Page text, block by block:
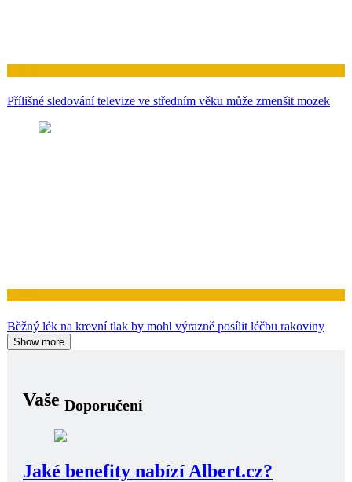
Přílišné sledování televize ve středním věku může zmenšit mozek
Běžný lék na krevní tlak by mohl výrazně posílit léčbu rakoviny
Show more
Vaše Doporučení
Jaké benefity nabízí Albert.cz?